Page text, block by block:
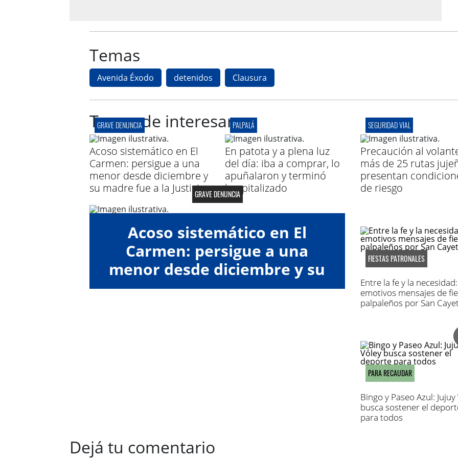
Temas
Avenida Éxodo detenidos Clausura
Te puede interesar
GRAVE DENUNCIA
Acoso sistemático en El
Carmen: persigue a una
menor desde diciembre y
su madre fue a la Justicia
PALPALÁ
En patota y a plena luz
del día: iba a comprar, lo
apuñalaron y terminó
hospitalizado
SEGURIDAD VIAL
Precaución al
más de 25 rutas
presentan
de riesgo
GRAVE DENUNCIA
Acoso sistemático en El
Carmen: persigue a una
menor desde diciembre y su
madre fue a la Justicia
FIESTAS PATRONALES
Entre la fe y la necesidad:
emotivos mensajes de
palpaleños por San
PARA RECAUDAR
Bingo y Paseo Azul: Jujuy
busca sostener el
para todos
Dejá tu comentario